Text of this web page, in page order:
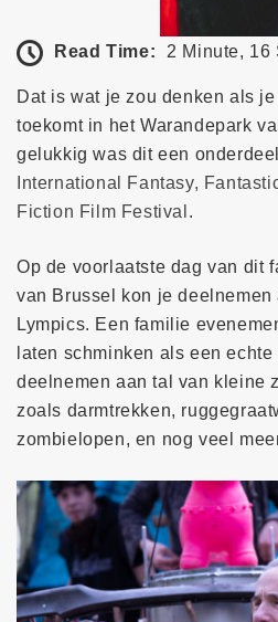
Read Time: 2 Minute, 16
Dat is wat je zou denken als
toekomt in het Warandepark
gelukkig was dit een
International Fantasy,
Fiction Film Festival .
Op de voorlaatste dag van dit
van Brussel kon je deelnemen
Lympics. Een familie
laten schminken als een
deelnemen aan tal van kleine
zoals darmtrekken,
zombielopen, en nog veel